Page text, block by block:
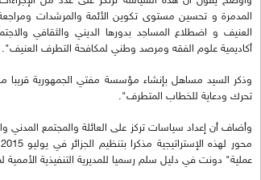
المدمرة و تحسين مستوى تكوين الأئمة والمرشدات
العنيف و اضطلاع المساجد بدورها الديني والثقافي
أكاديمية علوم الفقه ومرصد وطني لمكافحة التطرف العنيف".
وذكر السيد مساهل بإنشاء مؤسسة مفتي الجمهورية
تحرك ودعاية للخطاب المتطرف".
وأضاف أن إعداد سياسات تركز على العائلة والمجتمع المدني
عملية" دونت في دليل سلم رسميا للمديرية التنفيذية الأممية